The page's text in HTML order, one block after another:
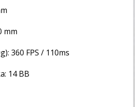
mm
360 FPS / 110ms
14 BB